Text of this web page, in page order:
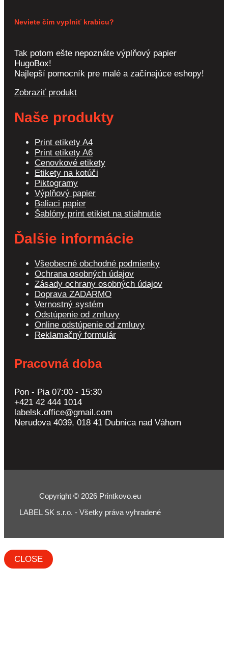
Neviete čím vyplniť krabicu?
Tak potom ešte nepoznáte výplňový papier
HugoBox!
Najlepší pomocník pre malé a začínajúce eshopy!
Zobraziť produkt
Naše produkty
Print etikety A4
Print etikety A6
Cenovkové etikety
Etikety na kotúči
Piktogramy
Výplňový papier
Baliaci papier
Šablóny print etikiet na stiahnutie
Ďalšie informácie
Všeobecné obchodné podmienky
Ochrana osobných údajov
Zásady ochrany osobných údajov
Doprava ZADARMO
Vernostný systém
Odstúpenie od zmluvy
Online odstúpenie od zmluvy
Reklamačný formulár
Pracovná doba
Pon - Pia 07:00 - 15:30
+421 42 444 1014
labelsk.office@gmail.com
Nerudova 4039, 018 41 Dubnica nad Váhom
Copyright © 2026 Printkovo.eu
LABEL SK s.r.o. - Všetky práva vyhradené
CLOSE